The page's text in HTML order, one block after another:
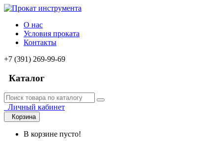
О нас
Условия проката
Контакты
+7 (391) 269-99-69
Каталог
Личный кабинет
Корзина
В корзине пусто!